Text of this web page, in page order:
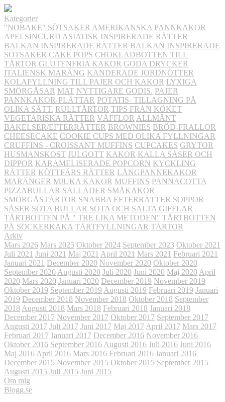
Kategorier
"NOBAKE" SÖTSAKER AMERIKANSKA PANNKAKOR
APELSINCURD ASIATISK INSPIRERADE RÄTTER
BALKAN INSPIRERADE RÄTTER BALKAN INSPIRERADE
SÖTSAKER CAKE POPS CHOKLADBOTTEN TILL
TÅRTOR GLUTENFRIA KAKOR GODA DRYCKER
ITALIENSK MARÄNG KANDERADE JORDNÖTTER
KOLAFYLLNING TILL PAJER OCH KAKOR LYXIGA
SMÖRGÅSAR MAT NYTTIGARE GODIS. PAJER
PANNKAKOR-PLÄTTAR POTATIS- TILLAGNING PÅ
OLIKA SÄTT. RULLTÅRTOR TIPS FRÅN KÖKET
VEGETARISKA RÄTTER VÅFFLOR ALLMÄNT
BAKELSER/EFTERRÄTTER BROWNIES BRÖD-FRALLOR
CHEESECAKE COOKIE CUPS MED OLIKA FYLLNINGAR
CRUFFINS - CROISSANT MUFFINS CUPCAKES GRYTOR
HUSMANSKOST JULGOTT KAKOR KALLA SÅSER OCH
DIPPOR KARAMELISERADE POPCORN KYCKLING
RÄTTER KÖTTFÄRS RÄTTER LÅNGPANNEKAKOR
MARÄNGER MJUKA KAKOR MUFFINS PANNACOTTA
PIZZABULLAR SALLADER SMÅKAKOR
SMÖRGÅSTÅRTOR SNABBA EFTERRÄTTER SOPPOR
SÅSER SÖTA BULLAR SÖTA OCH SALTA GIFFLAR
TÅRTBOTTEN PÅ " TRE LIKA METODEN" TÅRTBOTTEN
PÅ SOCKERKAKA TÅRTFYLLNINGAR TÅRTOR
Arkiv
Mars 2026 Mars 2025 Oktober 2024 September 2023 Oktober 2021
Juli 2021 Juni 2021 Maj 2021 April 2021 Mars 2021 Februari 2021
Januari 2021 December 2020 November 2020 Oktober 2020
September 2020 Augusti 2020 Juli 2020 Juni 2020 Maj 2020 April
2020 Mars 2020 Januari 2020 December 2019 November 2019
Oktober 2019 September 2019 Augusti 2019 Februari 2019 Januari
2019 December 2018 November 2018 Oktober 2018 September
2018 Augusti 2018 Mars 2018 Februari 2018 Januari 2018
December 2017 November 2017 Oktober 2017 September 2017
Augusti 2017 Juli 2017 Juni 2017 Maj 2017 April 2017 Mars 2017
Februari 2017 Januari 2017 December 2016 November 2016
Oktober 2016 September 2016 Augusti 2016 Juli 2016 Juni 2016
Maj 2016 April 2016 Mars 2016 Februari 2016 Januari 2016
December 2015 November 2015 Oktober 2015 September 2015
Augusti 2015 Juli 2015 Juni 2015
Om mig
Blogg.se